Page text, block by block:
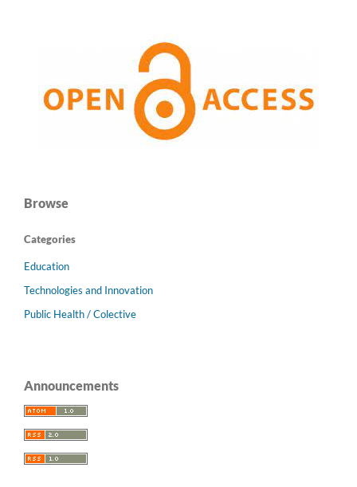
Browse
Categories
Education
Technologies and Innovation
Public Health / Colective
Announcements